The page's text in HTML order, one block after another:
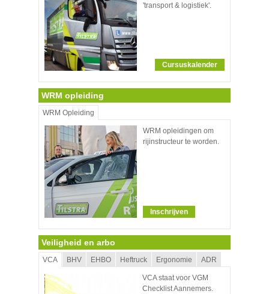
'transport & logistiek'.
Cursuskalender
WRM opleiding
WRM opleidingen om
rijinstructeur te worden.
Inschrijven
WRM Opleiding
Veiligheid en arbo
VCA staat voor VGM
Checklist Aannemers.
VCA BHV EHBO Heftruck Ergonomie ADR